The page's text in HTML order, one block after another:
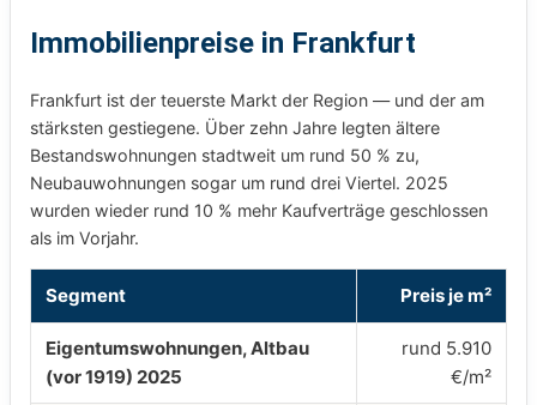
Immobilienpreise in Frankfurt
Frankfurt ist der teuerste Markt der Region — und der am
stärksten gestiegene. Über zehn Jahre legten ältere
Bestandswohnungen stadtweit um rund 50 % zu,
Neubauwohnungen sogar um rund drei Viertel. 2025
wurden wieder rund 10 % mehr Kaufverträge geschlossen
als im Vorjahr.
Segment Preis je m²
Eigentumswohnungen, Altbau
(vor 1919) 2025
rund 5.910
€/m²